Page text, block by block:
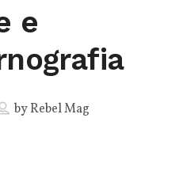
e
byRebel Mag